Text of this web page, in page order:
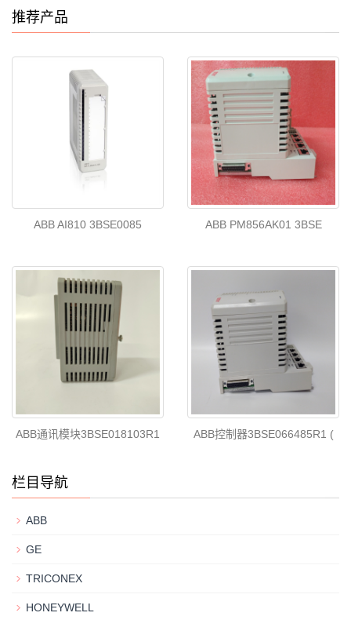
推荐产品
ABB AI810 3BSE0085 ABB PM856AK01 3BSE
ABB通讯模块3BSE018103R1 ABB控制器3BSE066485R1 (
栏目导航
ABB
GE
TRICONEX
HONEYWELL